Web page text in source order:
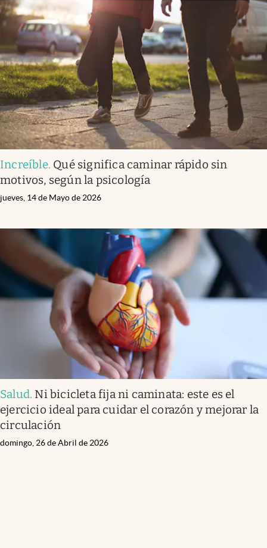
Increíble. Qué significa caminar rápido sin
motivos, según la psicología
jueves, 14 de Mayo de 2026
Salud. Ni bicicleta fija ni caminata: este es el
ejercicio ideal para cuidar el corazón y mejorar la
circulación
domingo, 26 de Abril de 2026